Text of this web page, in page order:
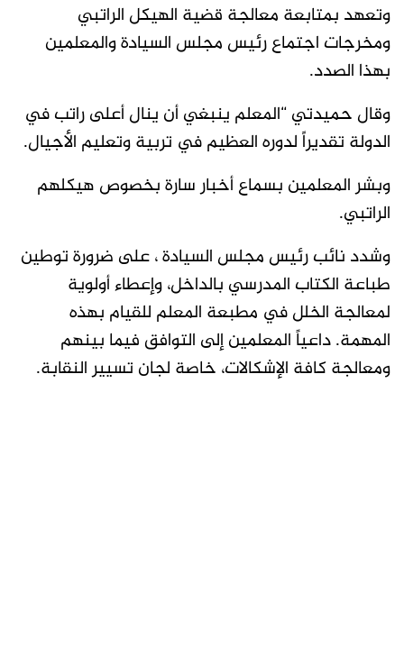
وتعهد بمتابعة معالجة قضية الهيكل الراتبي
ومخرجات اجتماع رئيس مجلس السيادة والمعلمين
بهذا الصدد.
وقال حميدتي “المعلم ينبغي أن ينال أعلى راتب في
الدولة تقديراً لدوره العظيم في تربية وتعليم الأجيال.
وبشر المعلمين بسماع أخبار سارة بخصوص هيكلهم
الراتبي.
وشدد نائب رئيس مجلس السيادة ، على ضرورة توطين
طباعة الكتاب المدرسي بالداخل، وإعطاء أولوية
لمعالجة الخلل في مطبعة المعلم للقيام بهذه
المهمة. داعياً المعلمين إلى التوافق فيما بينهم
ومعالجة كافة الإشكالات، خاصة لجان تسيير النقابة.